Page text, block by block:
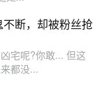
断，却被粉丝抢
宅呢?你敢... 但这
都没...